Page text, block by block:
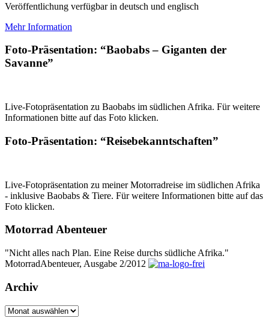
Veröffentlichung verfügbar in deutsch und englisch
Mehr Information
Foto-Präsentation: “Baobabs – Giganten der
Savanne”
Live-Fotopräsentation zu Baobabs im südlichen Afrika. Für weitere
Informationen bitte auf das Foto klicken.
Foto-Präsentation: “Reisebekanntschaften”
Live-Fotopräsentation zu meiner Motorradreise im südlichen Afrika
- inklusive Baobabs & Tiere. Für weitere Informationen bitte auf das
Foto klicken.
Motorrad Abenteuer
"Nicht alles nach Plan. Eine Reise durchs südliche Afrika."
MotorradAbenteuer, Ausgabe 2/2012
Archiv
Archiv